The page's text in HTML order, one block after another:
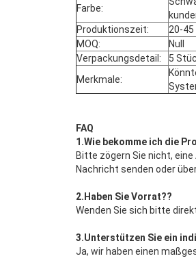
Farbe:
Produktionszeit:
20-45
MOQ:
Null
Verpackungsdetail:
5
Merkmale:
FAQ
1.Wie bekomme ich die
Bitte zögern Sie nicht,
Nachricht senden oder
2. Haben Sie Vorrat??
Wenden Sie sich bitte
3.Unterstützen Sie ein
Ja, wir haben einen